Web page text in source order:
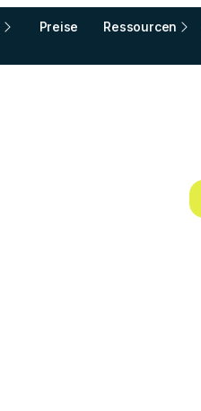
Preise Ressourcen